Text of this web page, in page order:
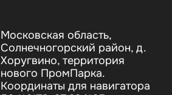
Московская область,
Солнечногорский район, д.
Хоругвино, территория
нового ПромПарка.
Координаты для навигатора